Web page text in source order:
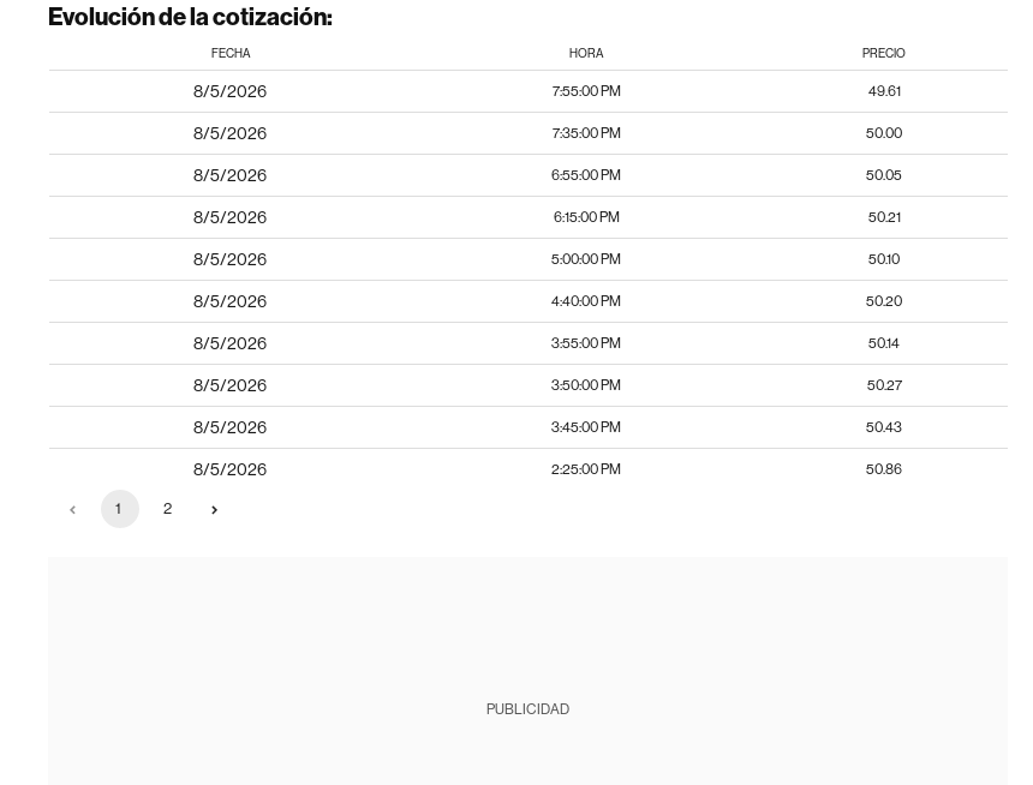
Evolución de la cotización:
FECHA HORA PRECIO
8/5/2026 7:55:00 PM 49.61
8/5/2026 7:35:00 PM 50.00
8/5/2026 6:55:00 PM 50.05
8/5/2026 6:15:00 PM 50.21
8/5/2026 5:00:00 PM 50.10
8/5/2026 4:40:00 PM 50.20
8/5/2026 3:55:00 PM 50.14
8/5/2026 3:50:00 PM 50.27
8/5/2026 3:45:00 PM 50.43
8/5/2026 2:25:00 PM 50.86
1 2
PUBLICIDAD